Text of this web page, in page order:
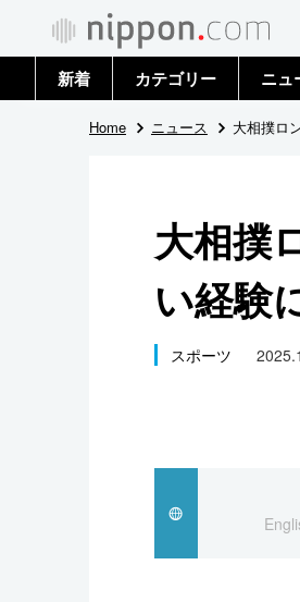
新着 カテゴリー
政治・外交
国際
社会
文化
スポーツ・東京2020
ニュ
トッ
Home ニュース 大相撲ロ
大相撲
い経験
スポーツ